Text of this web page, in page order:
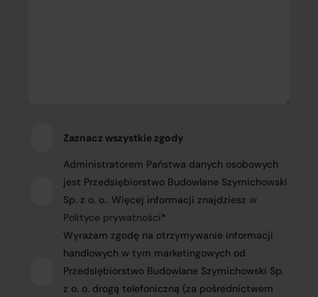
Zaznacz wszystkie zgody
Administratorem Państwa danych osobowych
jest Przedsiębiorstwo Budowlane Szymichowski
Sp. z o. o.. Więcej informacji znajdziesz w
Polityce prywatności*
Wyrażam zgodę na otrzymywanie informacji
handlowych w tym marketingowych od
Przedsiębiorstwo Budowlane Szymichowski Sp.
z o. o. drogą telefoniczną (za pośrednictwem